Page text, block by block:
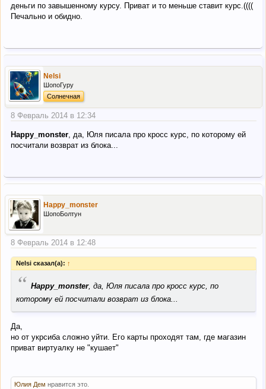
деньги по завышенному курсу. Приват и то меньше ставит курс.((((
Печально и обидно.
Nelsi
ШопоГуру
Солнечная
8 Февраль 2014 в 12:34
Happy_monster, да, Юля писала про кросс курс, по которому ей
посчитали возврат из блока...
Happy_monster
ШопоБолтун
8 Февраль 2014 в 12:48
Nelsi сказал(а): ↑
“ Happy_monster, да, Юля писала про кросс курс, по
которому ей посчитали возврат из блока...
Да,
но от укрсиба сложно уйти. Его карты проходят там, где магазин
приват виртуалку не "кушает"
Юлия Дем нравится это.